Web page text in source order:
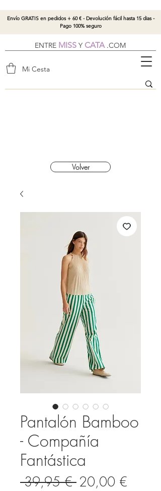
ENTRE MISS Y CATA.COM
Mi Cesta
Envío GRATIS en pedidos + 60 € - Devolución fácil hasta 15 dias -
Pago 100% seguro
Volver
Pantalón Bamboo
- Compañía
Fantástica
39,95 € Precio
20,00 €